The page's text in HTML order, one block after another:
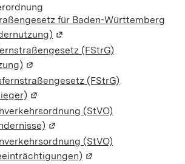
für Baden-Württemberg
(Wird in einem neuen
(FStrG)
(Wird in einem neuen Fenster
(FStrG)
(Wird in einem neuen Fenster
(StVO)
(Wird in einem neuen Fenster
(StVO)
(Wird in einem neuen